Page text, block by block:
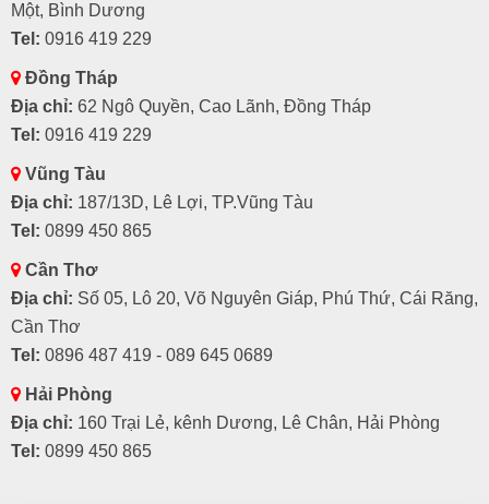
Một, Bình Dương
Tel: 0916 419 229
Đồng Tháp
Địa chỉ: 62 Ngô Quyền, Cao Lãnh, Đồng Tháp
Tel: 0916 419 229
Vũng Tàu
Địa chỉ: 187/13D, Lê Lợi, TP.Vũng Tàu
Tel: 0899 450 865
Cần Thơ
Địa chỉ: Số 05, Lô 20, Võ Nguyên Giáp, Phú Thứ, Cái Răng,
Cần Thơ
Tel: 0896 487 419 - 089 645 0689
Hải Phòng
Địa chỉ: 160 Trại Lẻ, kênh Dương, Lê Chân, Hải Phòng
Tel: 0899 450 865